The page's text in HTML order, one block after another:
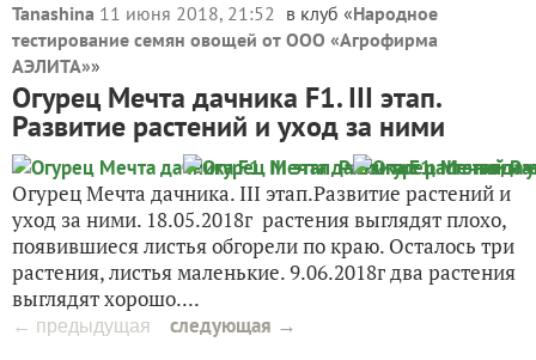
Tanashina 11 июня 2018, 21:52 в клуб «Народное
тестирование семян овощей от ООО «Агрофирма
АЭЛИТА»»
Огурец Мечта дачника F1. III этап.
Развитие растений и уход за ними
Огурец Мечта дачника. III этап.Развитие растений и
уход за ними. 18.05.2018г растения выглядят плохо,
появившиеся листья обгорели по краю. Осталось три
растения, листья маленькие. 9.06.2018г два растения
выглядят хорошо....
← предыдущая следующая →